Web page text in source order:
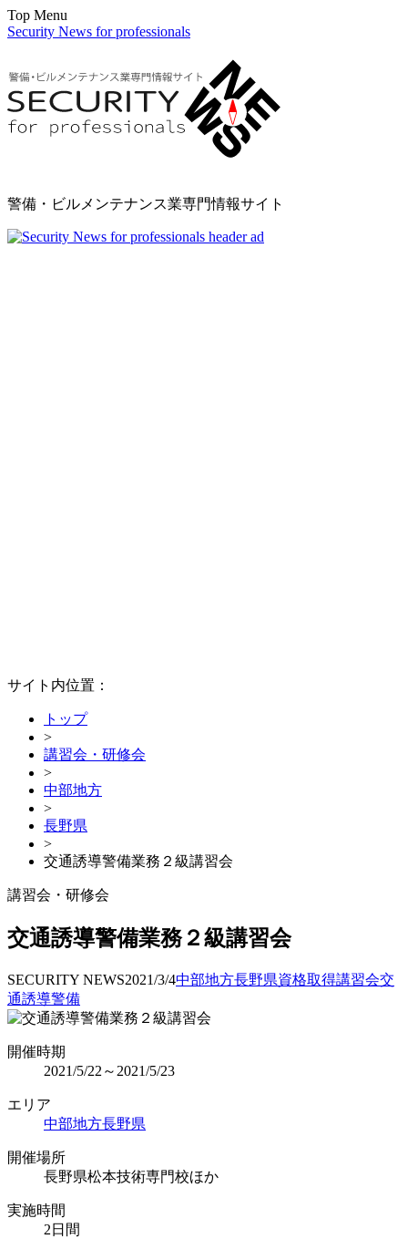
Top Menu
Security News for professionals
警備・ビルメンテナンス業専門情報サイト
サイト内位置：
トップ
>
講習会・研修会
>
中部地方
>
長野県
>
交通誘導警備業務２級講習会
講習会・研修会
交通誘導警備業務２級講習会
SECURITY NEWS2021/3/4中部地方長野県資格取得講習会交
通誘導警備
開催時期
2021/5/22～2021/5/23
エリア
中部地方長野県
開催場所
長野県松本技術専門校ほか
実施時間
2日間